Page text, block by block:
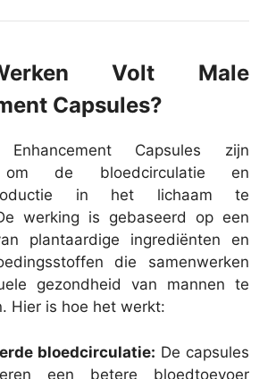
Volt Male
Capsules?
Capsules zijn
om de bloedcirculatie en
in het lichaam te
werking is gebaseerd op een
plantaardige ingrediënten en
die samenwerken
gezondheid van mannen te
Hier is hoe het werkt:
bloedcirculatie: De capsules
een betere bloedtoevoer